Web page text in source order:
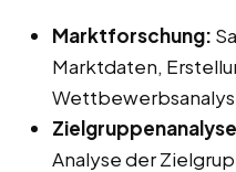
Marktforschung:
Marktdaten,
Analyse der